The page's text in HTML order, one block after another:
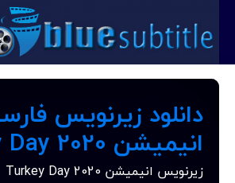
دانلود زیرنویس
انیمیشن Turkey Day 2020
زیرنویس انیمیشن Turkey Day 2020